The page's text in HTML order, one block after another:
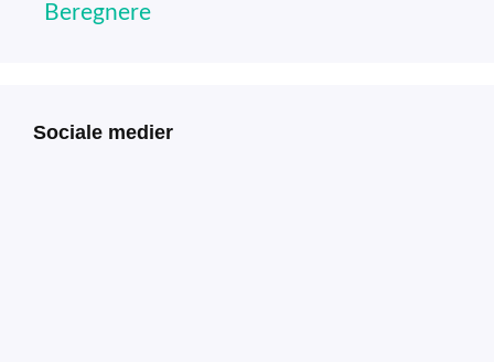
Beregnere
Sociale medier